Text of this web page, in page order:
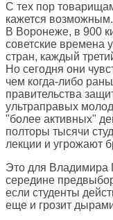
С тех пор
кажется
В Воронеже, в 900
советские времена
стран, каждый
Но сегодня они
чем когда-либо
правительства
ультраправых
"более активных"
полторы тысячи
лекции и угрожают
Это для Владимира
середине
если студенты
еще и грозит